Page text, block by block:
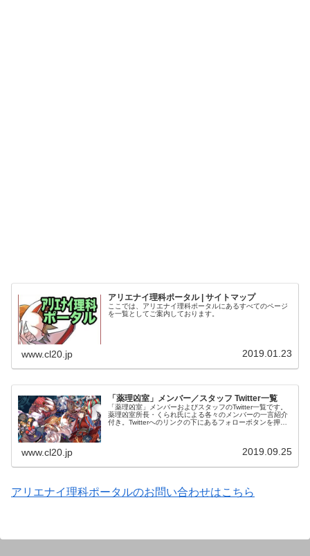
アリエナイ理科ポータル | サイトマップ
ここでは、アリエナイ理科ポータルにあるすべてのページ
を一覧としてご案内しております。
www.cl20.jp 2019.01.23
「薬理凶室」メンバー／スタッフ Twitter一覧
「薬理凶室」メンバーおよびスタッフのTwitter一覧です。
薬理凶室所長・くられ氏による各々のメンバーの一言紹介
付き。Twitterへのリンクの下にあるフォローボタンを押す
www.cl20.jp 2019.09.25
アリエナイ理科ポータルのお問い合わせはこちら